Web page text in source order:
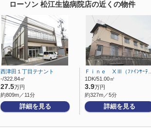
ローソン 松江生協病院店の近くの物件
西津田１丁目テナント
-/322.84㎡
27.5万円
約809m／11分
詳細を見る
Ｆｉｎｅ ⅩⅢ（ﾌｧｲﾝｻｰﾃ…
1DK/51.00㎡
3.9万円
約327m／5分
詳細を見る